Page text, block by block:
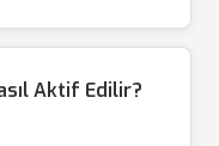
Aktif Edilir?